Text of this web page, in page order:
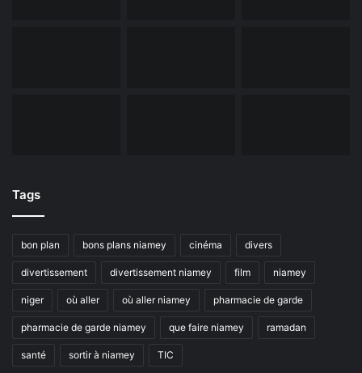
Tags
bon plan bons plans niamey cinéma divers
divertissement divertissement niamey film niamey
niger où aller où aller niamey pharmacie de garde
pharmacie de garde niamey que faire niamey ramadan
santé sortir à niamey TIC